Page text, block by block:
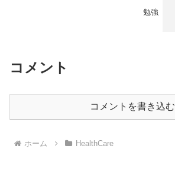
勉強
コメント
コメントを書き込む
ホーム HealthCare